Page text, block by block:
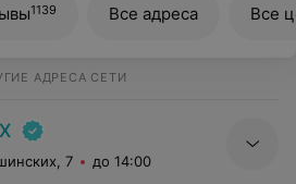
1139 Все адреса Все
АДРЕСА СЕТИ
7 до 14:00